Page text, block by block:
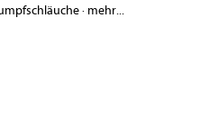
· mehr...